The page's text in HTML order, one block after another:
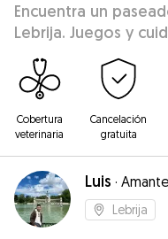
Encuentra un
Lebrija. Juegos y
Cobertura
veterinaria
Cancelación
gratuita
Luis ·
Lebrija